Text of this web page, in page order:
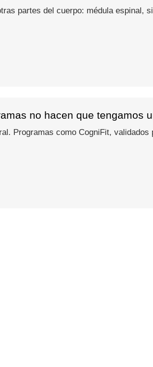
partes del cuerpo: médula espinal,
no hacen que tengamos
Programas como CogniFit,